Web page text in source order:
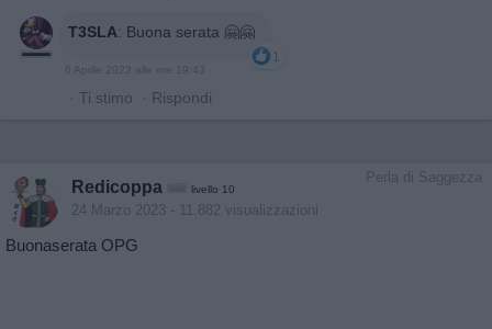
T3SLA: Buona serata 🤗🤗
1
6 Aprile 2023 alle ore 19:43
· Ti stimo · Rispondi
Perla di Saggezza
Redicoppa livello 10
24 Marzo 2023 - 11.882 visualizzazioni
Buonaserata OPG